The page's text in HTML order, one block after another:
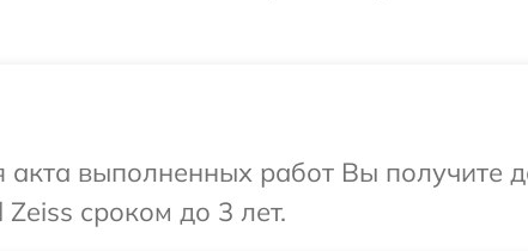
выполненных работ Вы получите
сроком до 3 лет.